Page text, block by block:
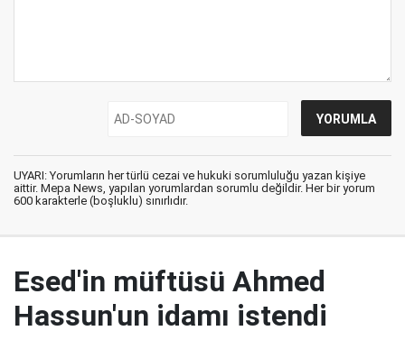
UYARI: Yorumların her türlü cezai ve hukuki sorumluluğu yazan kişiye
aittir. Mepa News, yapılan yorumlardan sorumlu değildir. Her bir yorum
600 karakterle (boşluklu) sınırlıdır.
Esed'in müftüsü Ahmed
Hassun'un idamı istendi